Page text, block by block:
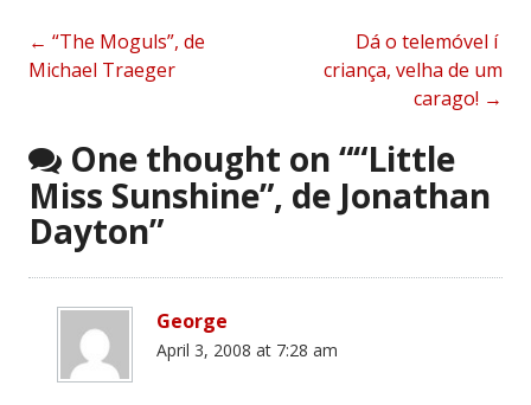
Post
navigation
← “The Moguls”, de
Michael Traeger
Dá o telemóvel í
criança, velha de um
carago! →
One thought on ““Little
Miss Sunshine”, de Jonathan
Dayton”
George
April 3, 2008 at 7:28 am